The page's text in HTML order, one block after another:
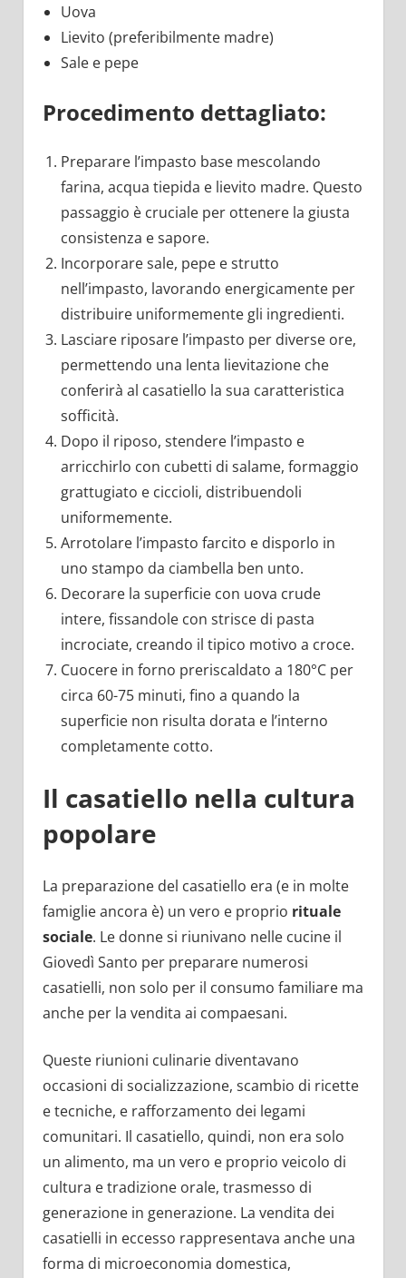
Uova
Lievito (preferibilmente madre)
Sale e pepe
Procedimento dettagliato:
Preparare l’impasto base mescolando
farina, acqua tiepida e lievito madre. Questo
passaggio è cruciale per ottenere la giusta
consistenza e sapore.
Incorporare sale, pepe e strutto
nell’impasto, lavorando energicamente per
distribuire uniformemente gli ingredienti.
Lasciare riposare l’impasto per diverse ore,
permettendo una lenta lievitazione che
conferirà al casatiello la sua caratteristica
sofficità.
Dopo il riposo, stendere l’impasto e
arricchirlo con cubetti di salame, formaggio
grattugiato e ciccioli, distribuendoli
uniformemente.
Arrotolare l’impasto farcito e disporlo in
uno stampo da ciambella ben unto.
Decorare la superficie con uova crude
intere, fissandole con strisce di pasta
incrociate, creando il tipico motivo a croce.
Cuocere in forno preriscaldato a 180°C per
circa 60-75 minuti, fino a quando la
superficie non risulta dorata e l’interno
completamente cotto.
Il casatiello nella cultura
popolare
La preparazione del casatiello era (e in molte
famiglie ancora è) un vero e proprio rituale
sociale. Le donne si riunivano nelle cucine il
Giovedì Santo per preparare numerosi
casatielli, non solo per il consumo familiare ma
anche per la vendita ai compaesani.
Queste riunioni culinarie diventavano
occasioni di socializzazione, scambio di ricette
e tecniche, e rafforzamento dei legami
comunitari. Il casatiello, quindi, non era solo
un alimento, ma un vero e proprio veicolo di
cultura e tradizione orale, trasmesso di
generazione in generazione. La vendita dei
casatielli in eccesso rappresentava anche una
forma di microeconomia domestica,